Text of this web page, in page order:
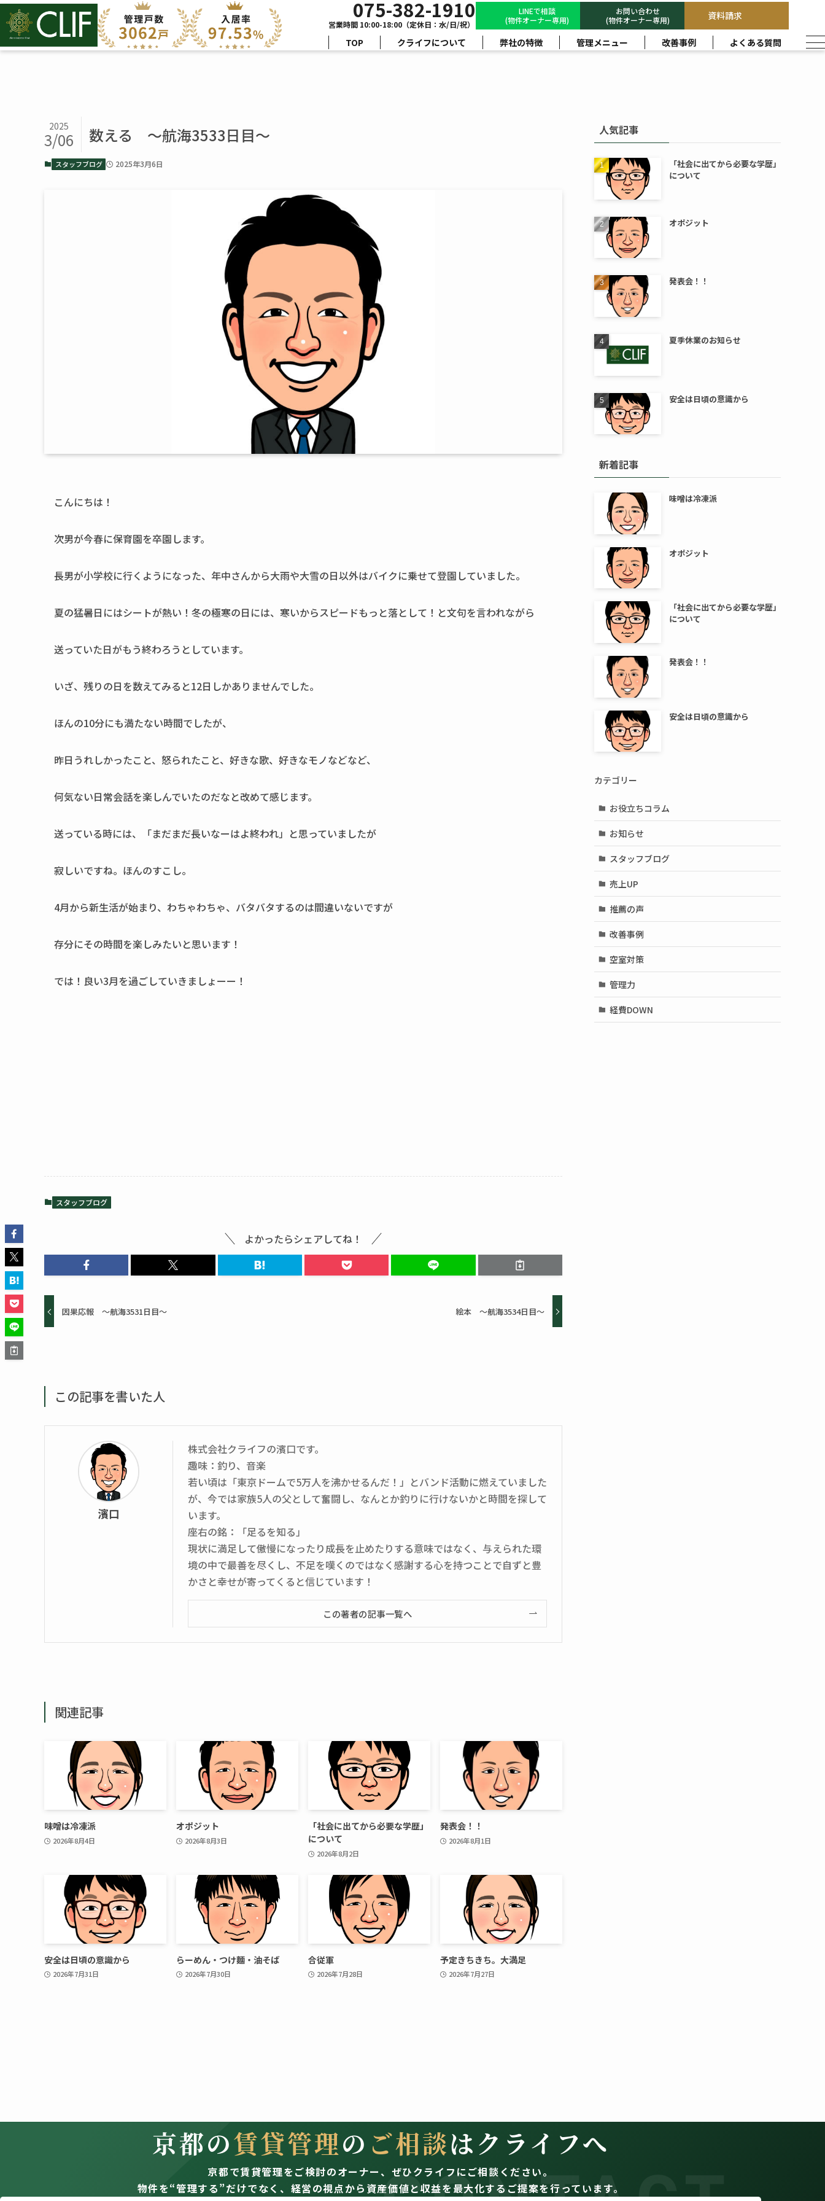
075-382-1910
営業時間 10:00-18:00（定休日：水/日/祝）
LINEで相談
(物件オーナー専用)
お問い合わせ
(物件オーナー専用)
資料請求
TOP クライフについて 弊社の特徴 管理メニュー 改善事例 よくある質問
数える ～航海3533日目～
2025
3/06
スタッフブログ 2025年3月6日
こんにちは！
次男が今春に保育園を卒園します。
長男が小学校に行くようになった、年中さんから大雨や大雪の日以外はバイクに乗せて登園していました。
夏の猛暑日にはシートが熱い！冬の極寒の日には、寒いからスピードもっと落として！と文句を言われながら
送っていた日がもう終わろうとしています。
いざ、残りの日を数えてみると12日しかありませんでした。
ほんの10分にも満たない時間でしたが、
昨日うれしかったこと、怒られたこと、好きな歌、好きなモノなどなど、
何気ない日常会話を楽しんでいたのだなと改めて感じます。
送っている時には、「まだまだ長いなーはよ終われ」と思っていましたが
寂しいですね。ほんのすこし。
4月から新生活が始まり、わちゃわちゃ、バタバタするのは間違いないですが
存分にその時間を楽しみたいと思います！
では！良い3月を過ごしていきましょーー！
スタッフブログ
よかったらシェアしてね！
因果応報 ～航海3531日目～ 絵本 ～航海3534日目～
この記事を書いた人
濱口
株式会社クライフの濱口です。
趣味：釣り、音楽
若い頃は「東京ドームで5万人を沸かせるんだ！」とバンド活動に燃えていました
が、今では家族5人の父として奮闘し、なんとか釣りに行けないかと時間を探して
います。
座右の銘：「足るを知る」
現状に満足して傲慢になったり成長を止めたりする意味ではなく、与えられた環
境の中で最善を尽くし、不足を嘆くのではなく感謝する心を持つことで自ずと豊
かさと幸せが寄ってくると信じています！
この著者の記事一覧へ
関連記事
味噌は冷凍派
2026年8月4日
オポジット
2026年8月3日
「社会に出てから必要な学歴」
について
2026年8月2日
発表会！！
2026年8月1日
安全は日頃の意識から
2026年7月31日
らーめん・つけ麵・油そば
2026年7月30日
合従軍
2026年7月28日
予定きちきち。大満足
2026年7月27日
人気記事
「社会に出てから必要な学歴」
について
オポジット
発表会！！
夏季休業のお知らせ
安全は日頃の意識から
新着記事
味噌は冷凍派
オポジット
「社会に出てから必要な学歴」
について
発表会！！
安全は日頃の意識から
カテゴリー
お役立ちコラム
お知らせ
スタッフブログ
売上UP
推薦の声
改善事例
空室対策
管理力
経費DOWN
京都の賃貸管理の ご相談はクライフへ
京都で賃貸管理をご検討のオーナー、 ぜひクライフにご相談ください。
物件を“管理する”だけでなく、経営の視点から資産価値と収益を最大化するご提案を行っています。